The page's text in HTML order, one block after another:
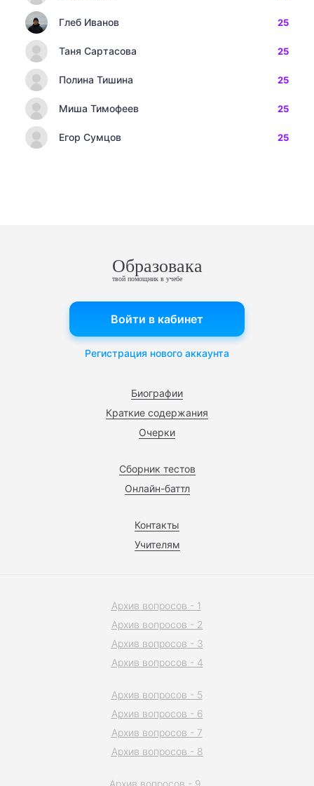
Глеб Иванов 25
Таня Сартасова 25
Полина Тишина 25
Миша Тимофеев 25
Егор Сумцов 25
Образовака
твой помощник в учебе
Биографии
Краткие содержания
Очерки
Сборник тестов
Онлайн-баттл
Контакты
Учителям
Войти в кабинет
Регистрация нового аккаунта
Архив вопросов - 1
Архив вопросов - 2
Архив вопросов - 3
Архив вопросов - 4
Архив вопросов - 5
Архив вопросов - 6
Архив вопросов - 7
Архив вопросов - 8
Архив вопросов - 9